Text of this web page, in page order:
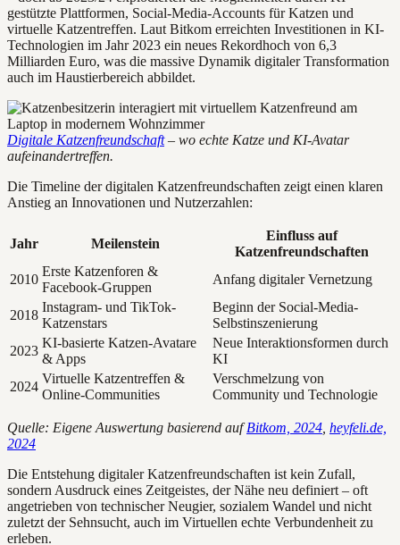
gestützte Plattformen, Social-Media-Accounts für Katzen und
virtuelle Katzentreffen. Laut Bitkom erreichten Investitionen in KI-
Technologien im Jahr 2023 ein neues Rekordhoch von 6,3
Milliarden Euro, was die massive Dynamik digitaler Transformation
auch im Haustierbereich abbildet.
Digitale Katzenfreundschaft– wo echte Katze und KI-Avatar
aufeinandertreffen.
Die Timeline der digitalen Katzenfreundschaften zeigt einen klaren
Anstieg an Innovationen und Nutzerzahlen:
Jahr Meilenstein
Einfluss auf
Katzenfreundschaften
2010
Erste Katzenforen &
Facebook-Gruppen
Anfang digitaler Vernetzung
2018
Instagram- und TikTok-
Katzenstars
Beginn der Social-Media-
Selbstinszenierung
2023
KI-basierte Katzen-Avatare
& Apps
Neue Interaktionsformen durch
KI
2024
Virtuelle Katzentreffen &
Online-Communities
Verschmelzung von
Community und Technologie
Quelle: Eigene Auswertung basierend aufBitkom, 2024 heyfeli.de,
2024
Die Entstehung digitaler Katzenfreundschaften ist kein Zufall,
sondern Ausdruck eines Zeitgeistes, der Nähe neu definiert – oft
angetrieben von technischer Neugier, sozialem Wandel und nicht
zuletzt der Sehnsucht, auch im Virtuellen echte Verbundenheit zu
erleben.